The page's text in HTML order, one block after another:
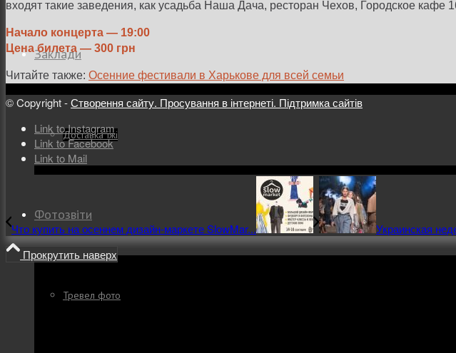
Заклади
Доставка їжі
Фотозвіти
Тревел фото
входят такие заведения, как усадьба Наша Дача, ресторан Чехов, Городское кафе
Начало концерта — 19:00
Цена билета — 300 грн
Читайте также: Осенние фестивали в Харькове для всей семьи
© Copyright -Створення сайту. Просування в інтернеті. Підтримка сайтів
Link to Instagram
Link to Facebook
Link to Mail
Что купить на осеннем дизайн-маркете SlowMar...
Украинская
Прокрутить наверх